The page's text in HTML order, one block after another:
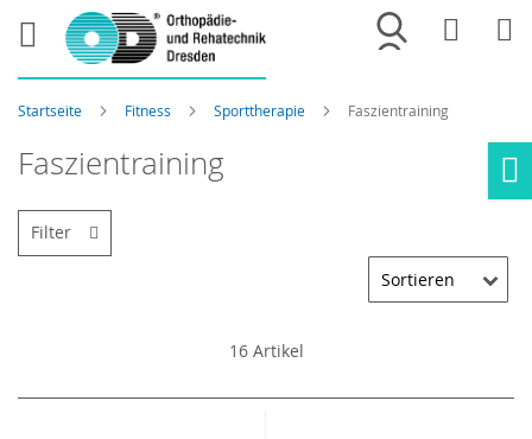
Merkliste
Startseite Fitness Sporttherapie Faszientraining
Faszientraining
16Artikel
Filter